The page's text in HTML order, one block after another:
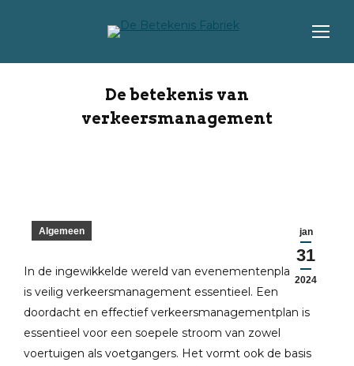
De betekenis van
verkeersmanagement
jan
31
2024
Algemeen
In de ingewikkelde wereld van evenementenplanning
is veilig verkeersmanagement essentieel. Een
doordacht en effectief verkeersmanagementplan is
essentieel voor een soepele stroom van zowel
voertuigen als voetgangers. Het vormt ook de basis